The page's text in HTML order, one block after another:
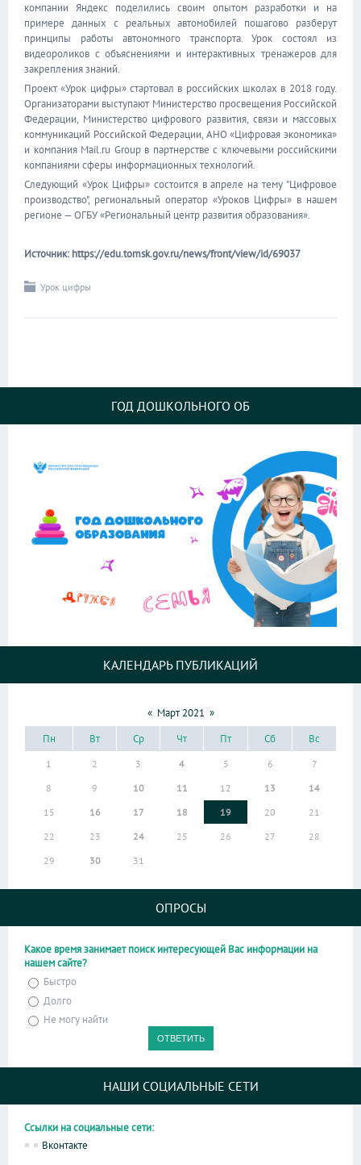
компании Яндекс поделились своим опытом разработки и на
примере данных с реальных автомобилей пошагово разберут
принципы работы автономного транспорта. Урок состоял из
видеороликов с объяснениями и интерактивных тренажеров для
закрепления знаний.
Проект «Урок цифры» стартовал в российских школах в 2018 году.
Организаторами выступают Министерство просвещения Российской
Федерации, Министерство цифрового развития, связи и массовых
коммуникаций Российской Федерации, АНО «Цифровая экономика»
и компания Mail.ru Group в партнерстве с ключевыми российскими
компаниями сферы информационных технологий.
Следующий «Урок Цифры» состоится в апреле на тему "Цифровое
производство", региональный оператор «Уроков Цифры» в нашем
регионе — ОГБУ «Региональный центр развития образования».
Источник: https://edu.tomsk.gov.ru/news/front/view/id/69037
Урок цифры
ГОД ДОШКОЛЬНОГО ОБ
КАЛЕНДАРЬ ПУБЛИКАЦИЙ
« Март 2021 »
Пн
Вт Ср Чт Пт Сб Вс
1 2 3 4 5 6
7
8
9 10 11 12 13
14
15
16 17 18 19 20
21
22
23 24 25 26 27
28
29
30 31
ОПРОСЫ
Какое время занимает поиск интересующей Вас информации на
нашем сайте?
Быстро
Долго
Не могу найти
НАШИ СОЦИАЛЬНЫЕ СЕТИ
Ссылки на социальные сети:
Вконтакте